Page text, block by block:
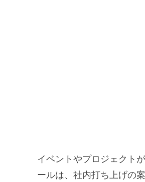
イベントやプロジェクト
ールは、社内打ち上げの